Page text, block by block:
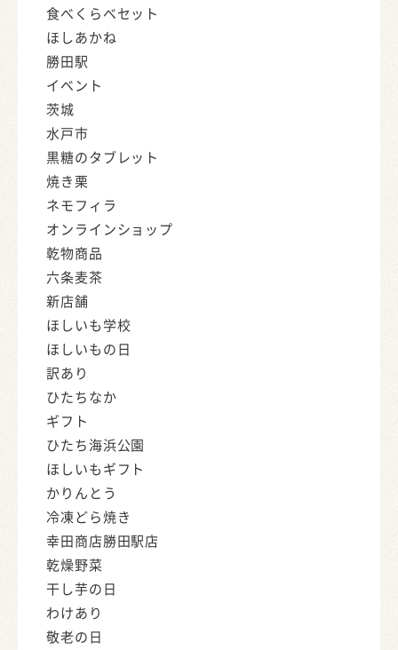
食べくらべセット
ほしあかね
勝田駅
イベント
茨城
水戸市
黒糖のタブレット
焼き栗
ネモフィラ
オンラインショップ
乾物商品
六条麦茶
新店舗
ほしいも学校
ほしいもの日
訳あり
ひたちなか
ギフト
ひたち海浜公園
ほしいもギフト
かりんとう
冷凍どら焼き
幸田商店勝田駅店
乾燥野菜
干し芋の日
わけあり
敬老の日